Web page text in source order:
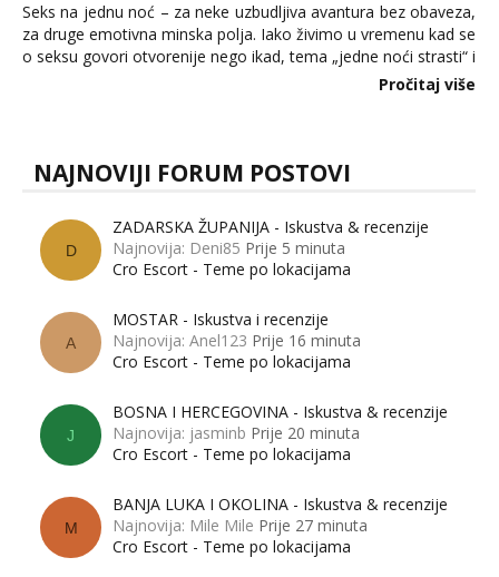
Seks na jednu noć – za neke uzbudljiva avantura bez obaveza,
za druge emotivna minska polja. Iako živimo u vremenu kad se
o seksu govori otvorenije nego ikad, tema „jedne noći strasti“ i
dalje izaziva burne rasprave. Što zapravo misle žene, a što
Pročitaj više
NAJNOVIJI FORUM POSTOVI
D
ZADARSKA ŽUPANIJA - Iskustva & recenzije
Najnovija: Deni85 Prije 5 minuta
Cro Escort - Teme po lokacijama
A
MOSTAR - Iskustva i recenzije
Najnovija: Anel123 Prije 16 minuta
Cro Escort - Teme po lokacijama
J
BOSNA I HERCEGOVINA - Iskustva & recenzije
Najnovija: jasminb Prije 20 minuta
Cro Escort - Teme po lokacijama
M
BANJA LUKA I OKOLINA - Iskustva & recenzije
Najnovija: Mile Mile Prije 27 minuta
Cro Escort - Teme po lokacijama